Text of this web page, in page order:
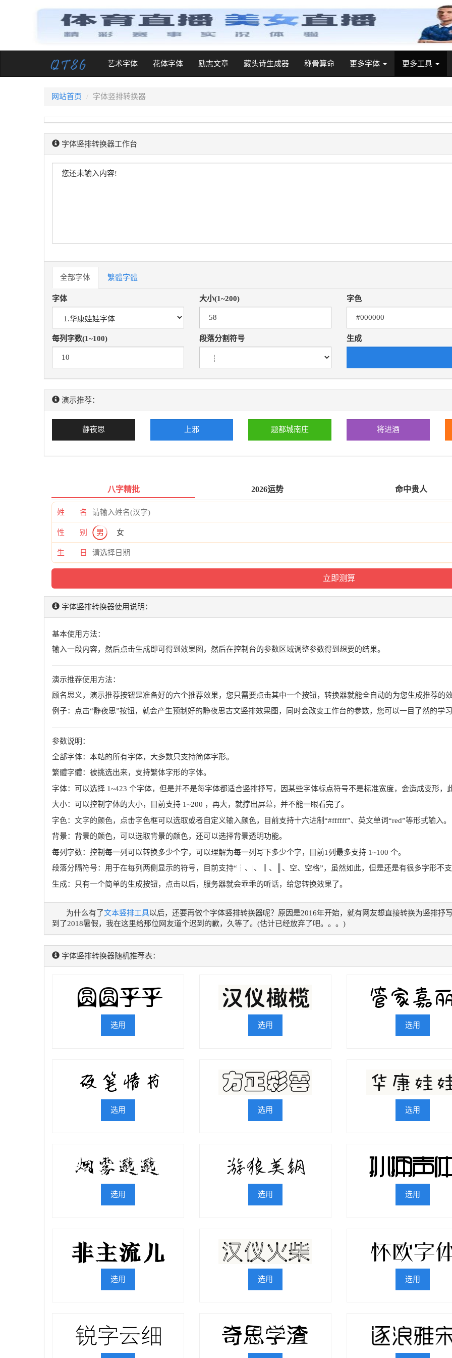
艺术字体(current)花体字体 励志文章 藏头诗生成器 称骨算命 更多字体 更多工具
网站首页 字体竖排转换器
字体竖排转换器工作台
全部字体 繁體字體
字体 大小(1~200) 字色
每列字数(1~100) 段落分割符号 生成
演示推荐：
静夜思 上邪 题都城南庄 将进酒
八字精批 2026运势 命中贵人
姓 名
性 别 男 女
生 日
字体竖排转换器使用说明：
基本使用方法：
输入一段内容，然后点击生成即可得到效果图，然后在控制台的参数区域调整参数得到想要的结果。
演示推荐使用方法：
顾名思义，演示推荐按钮是准备好的六个推荐效果，您只需要点击其中一个按钮，转换器就能全自动的为您生成推荐的
例子：点击“静夜思”按钮，就会产生预制好的静夜思古文竖排效果图，同时会改变工作台的参数，您可以一目了然的学
参数说明：
全部字体：本站的所有字体，大多数只支持简体字形。
繁體字體：被挑选出来，支持繁体字形的字体。
字体：可以选择 1~423 个字体，但是并不是每字体都适合竖排抒写，因某些字体标点符号不是标准宽度，会造成变形
大小：可以控制字体的大小，目前支持 1~200 ，再大，就撑出屏幕，并不能一眼看完了。
字色：文字的颜色，点击字色框可以选取或者自定义输入颜色，目前支持十六进制“#ffffff”、英文单词“red”等形式输入。
背景：背景的颜色，可以选取背景的颜色，还可以选择背景透明功能。
每列字数：控制每一列可以转换多少个字，可以理解为每一列写下多少个字，目前1列最多支持 1~100 个。
段落分隔符号：用于在每列两侧显示的符号，目前支持“┆、|、┃、║、空、空格”，虽然如此，但是还是有很多字形不
生成：只有一个简单的生成按钮，点击以后，服务器就会乖乖的听话，给您转换效果了。
为什么有了文本竖排工具以后，还要再做个字体竖排转换器呢？原因是2016年开始，就有网友想直接转换为竖排抒
到了2018暑假，我在这里给那位网友道个迟到的歉，久等了。(估计已经放弃了吧。。。)
字体竖排转换器随机推荐表：
选用 选用 选用
选用 选用 选用
选用 选用 选用
选用 选用 选用